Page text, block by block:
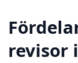
revisor